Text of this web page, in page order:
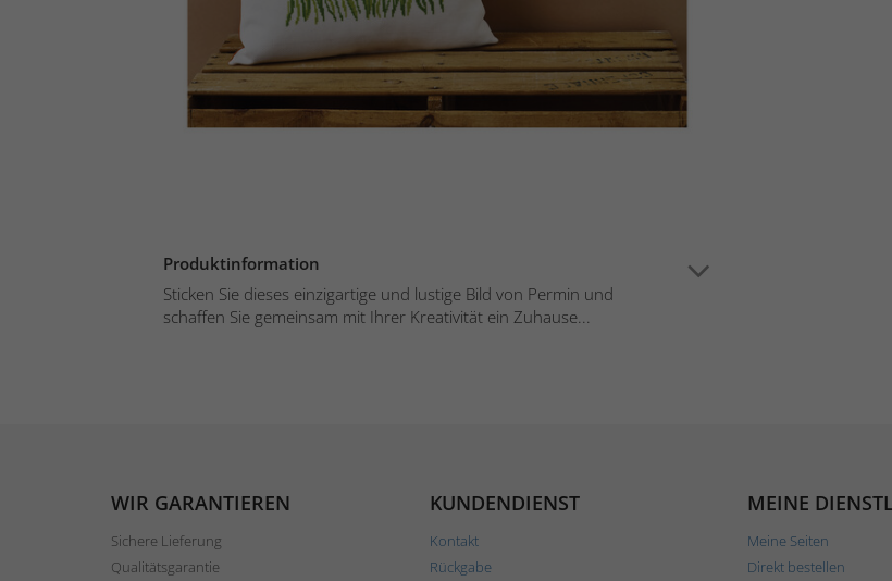
Produktinformation
Sticken Sie dieses einzigartige und lustige Bild von Permin und
schaffen Sie gemeinsam mit Ihrer Kreativität ein Zuhause...
WIR GARANTIEREN
Sichere Lieferung
Qualitätsgarantie
KUNDENDIENST
Kontakt
Rückgabe
MEINE
Meine Seiten
Direkt bestellen